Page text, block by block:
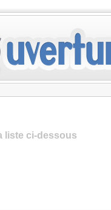
liste ci-dessous